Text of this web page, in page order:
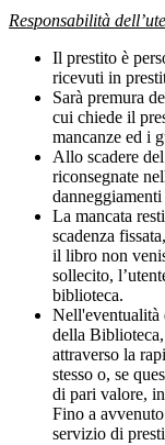
Responsabilità
Il prestito è
ricevuti in
Sarà premura
cui chiede il
mancanze ed i
Allo scadere
riconsegnate
La mancata
scadenza
il libro non
sollecito,
biblioteca.
Nell'eventualità
della
attraverso la
stesso o, se
di pari valore,
Fino a
servizio di